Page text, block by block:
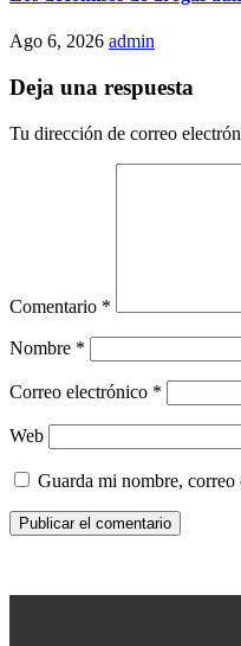
Ago 6, 2026 admin
Deja una respuesta
Tu dirección de correo
Comentario *
Nombre *
Correo electrónico *
Web
Guarda mi nombre, correo